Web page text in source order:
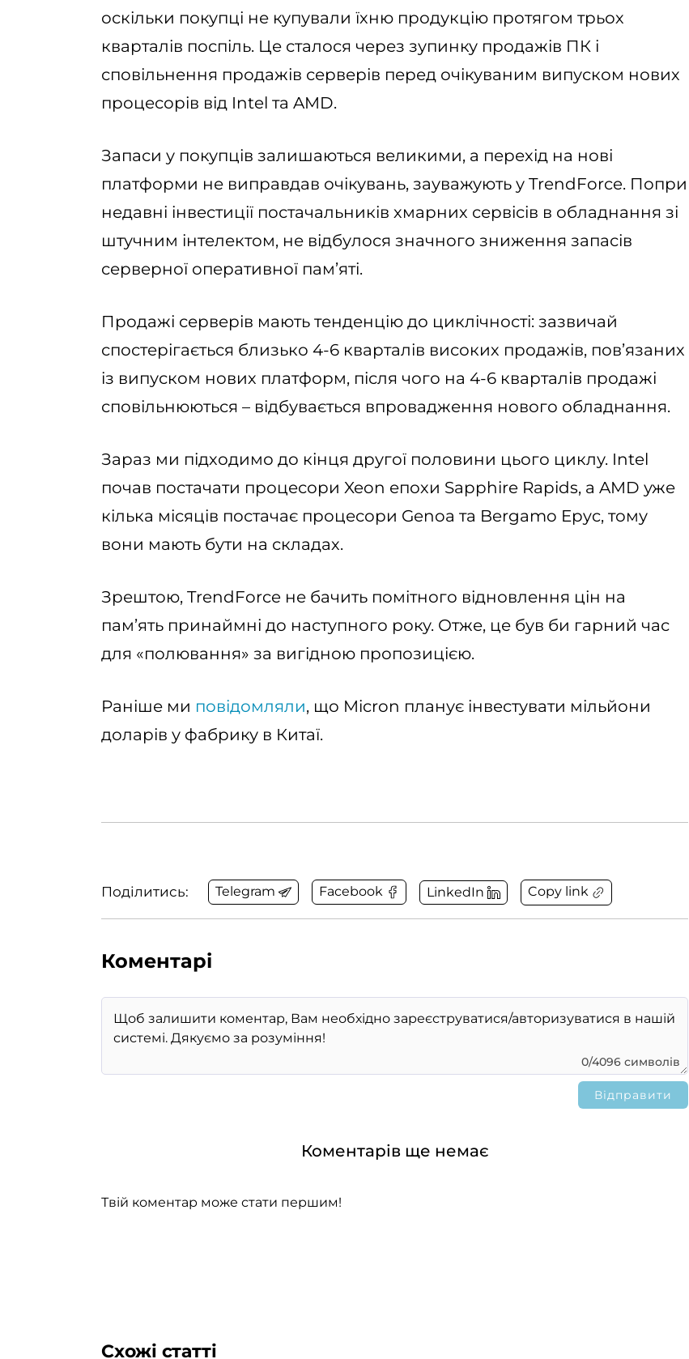
оскільки покупці не купували їхню продукцію протягом трьох
кварталів поспіль. Це сталося через зупинку продажів ПК і
сповільнення продажів серверів перед очікуваним випуском нових
процесорів від Intel та AMD.
Запаси у покупців залишаються великими, а перехід на нові
платформи не виправдав очікувань, зауважують у TrendForce. Попри
недавні інвестиції постачальників хмарних сервісів в обладнання зі
штучним інтелектом, не відбулося значного зниження запасів
серверної оперативної пам’яті.
Продажі серверів мають тенденцію до циклічності: зазвичай
спостерігається близько 4-6 кварталів високих продажів, пов’язаних
із випуском нових платформ, після чого на 4-6 кварталів продажі
сповільнюються – відбувається впровадження нового обладнання.
Зараз ми підходимо до кінця другої половини цього циклу. Intel
почав постачати процесори Xeon епохи Sapphire Rapids, а AMD уже
кілька місяців постачає процесори Genoa та Bergamo Epyc, тому
вони мають бути на складах.
Зрештою, TrendForce не бачить помітного відновлення цін на
пам’ять принаймні до наступного року. Отже, це був би гарний час
для «полювання» за вигідною пропозицією.
Раніше ми повідомляли, що Micron планує інвестувати мільйони
доларів у фабрику в Китаї.
Поділитись: Telegram Facebook LinkedIn Copy link
Коментарі
0/4096 символів
Коментарів ще немає
Твій коментар може стати першим!
Схожі статті